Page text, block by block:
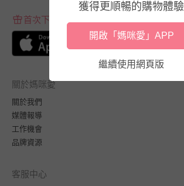
首次下載APP送$100折價券
關於媽咪愛
關於我們
媒體報導
工作機會
品牌資源
客服中心
獲得更順暢的購物體驗
開啟「媽咪愛」APP
繼續使用網頁版